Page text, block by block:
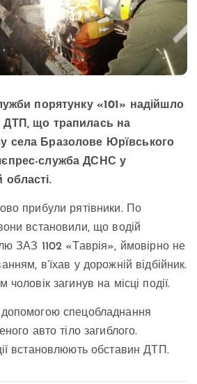
порятунку «101» надійшло
ДТП, що трапилась на
села Бразолове Юрївського
служба ДСНС у
області.
прибули рятівники. По
встановили, що водій
ЗАЗ 1102 «Таврія», ймовірно не
в’їхав у дорожній відбійник.
загинув на місці події.
спецобладнання
авто тіло загиблого.
встановлюють обставин ДТП.